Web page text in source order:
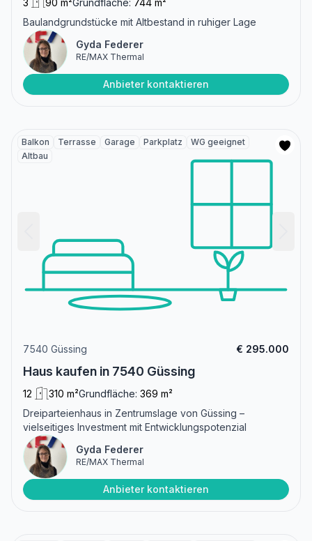
Baulandgrundstücke mit Altbestand in ruhiger Lage
Gyda Federer
RE/MAX Thermal
Anbieter kontaktieren
Balkon Terrasse Garage Parkplatz
WG geeignet
Altbau
7540 Güssing € 295.000
Haus kaufen in 7540 Güssing
12 310 m²Grundfläche: 369 m²
Dreiparteienhaus in Zentrumslage von Güssing –
vielseitiges Investment mit Entwicklungspotenzial
Gyda Federer
RE/MAX Thermal
Anbieter kontaktieren